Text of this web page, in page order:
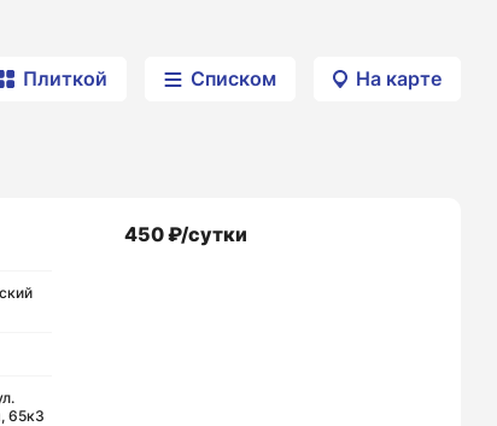
Плиткой Списком На карте
65к3
450 ₽/сутки